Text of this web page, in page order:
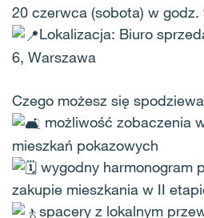
20 czerwca (sobota) w godz.
Lokalizacja: Biuro
6, Warszawa
Czego możesz się
możliwość zobaczenia
mieszkań pokazowych
wygodny harmonogram
zakupie mieszkania w II
spacery z lokalnym